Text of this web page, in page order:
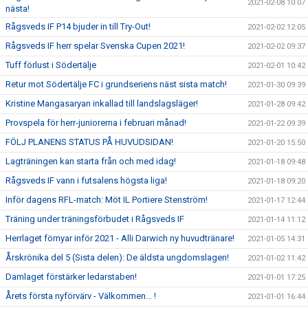
nästa!
2021-02-08 10:07
Rågsveds IF P14 bjuder in till Try-Out! 2021-02-02 12:05
Rågsveds IF herr spelar Svenska Cupen 2021! 2021-02-02 09:37
Tuff förlust i Södertälje 2021-02-01 10:42
Retur mot Södertälje FC i grundseriens näst sista match! 2021-01-30 09:39
Kristine Mangasaryan inkallad till landslagsläger! 2021-01-28 09:42
Provspela för herr-juniorerna i februari månad! 2021-01-22 09:39
FÖLJ PLANENS STATUS PÅ HUVUDSIDAN! 2021-01-20 15:50
Lagträningen kan starta från och med idag! 2021-01-18 09:48
Rågsveds IF vann i futsalens högsta liga! 2021-01-18 09:20
Inför dagens RFL-match: Möt IL Portiere Stenström! 2021-01-17 12:44
Träning under träningsförbudet i Rågsveds IF 2021-01-14 11:12
Herrlaget förnyar inför 2021 - Alli Darwich ny huvudtränare! 2021-01-05 14:31
Årskrönika del 5 (Sista delen): De äldsta ungdomslagen! 2021-01-02 11:42
Damlaget förstärker ledarstaben! 2021-01-01 17:25
Årets första nyförvärv - Välkommen... ! 2021-01-01 16:44